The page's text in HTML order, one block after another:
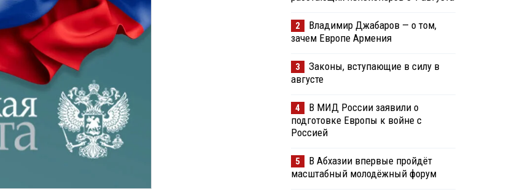
2
Владимир Джабаров — о том,
зачем Европе Армения
3
Законы, вступающие в силу в
августе
4
В МИД России заявили о
подготовке Европы к войне с
Россией
5
В Абхазии впервые пройдёт
масштабный молодёжный форум